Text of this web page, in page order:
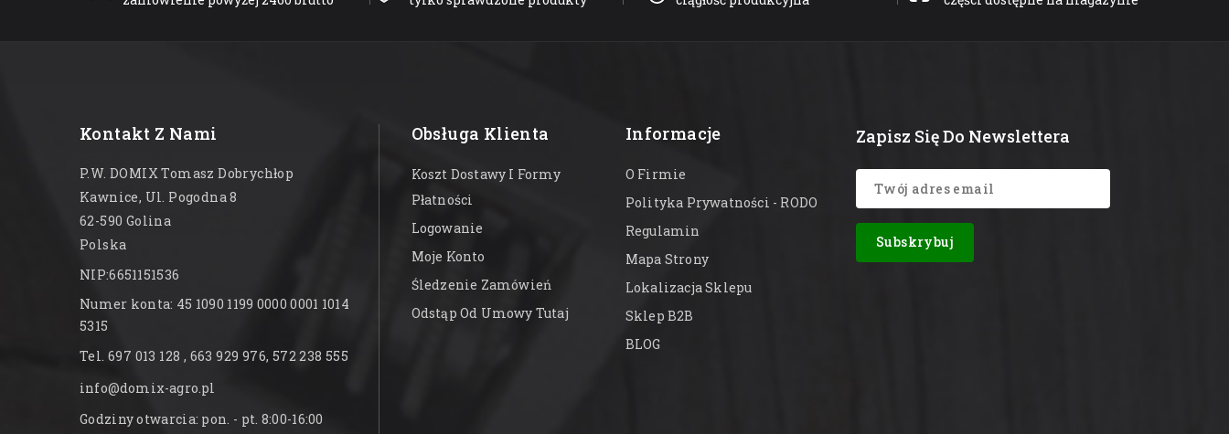
Kontakt Z Nami
P.W. DOMIX Tomasz Dobrychłop
Kawnice, Ul. Pogodna 8
62-590 Golina
Polska
NIP:6651151536
Numer konta: 45 1090 1199 0000 0001 1014
5315
Tel. 697 013 128 , 663 929 976, 572 238 555
info@domix-agro.pl
Godziny otwarcia: pon. - pt. 8:00-16:00
Obsługa Klienta
Koszt Dostawy I Formy
Płatności
Logowanie
Moje Konto
Śledzenie Zamówień
Odstąp Od Umowy Tutaj
Informacje
O Firmie
Polityka Prywatności - RODO
Regulamin
Mapa Strony
Lokalizacja Sklepu
Sklep B2B
BLOG
Zapisz Się Do Newslettera